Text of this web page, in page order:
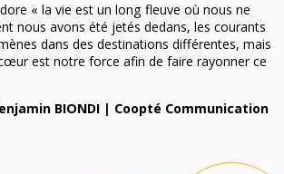
« la vie est un long fleuve où nous ne
nous avons été jetés dedans, les courants
dans des destinations différentes, mais
cœur est notre force afin de faire rayonner ce
BIONDI | Coopté Communication